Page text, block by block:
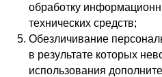
обработку
технических средств;
Обезличивание
в результате которых
использования